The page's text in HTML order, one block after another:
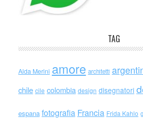
TAG
Alda Merini amore architetti
chile cile colombia design disegnatori
espana fotografia Francia Frida Kahlo